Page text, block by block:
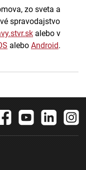
zo sveta a
spravodajstvo
alebo v
alebo Android.